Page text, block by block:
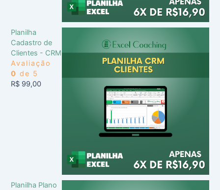
Planilha
Cadastro de
Clientes - CRM
Avaliação
0 de 5
R$ 99,00
Planilha Plano